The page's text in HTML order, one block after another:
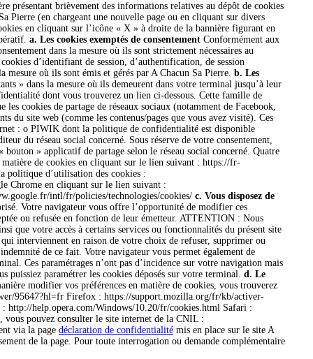
présentant brièvement des informations relatives au dépôt de cookies
Pierre (en chargeant une nouvelle page ou en cliquant sur divers
en cliquant sur l’icône « X » à droite de la bannière figurant en
a. Les cookies exemptés de consentement Conformément aux
dans la mesure où ils sont strictement nécessaires au
d’identifiant de session, d’authentification, de session
mesure où ils sont émis et gérés par A Chacun Sa Pierre. b. Les
» dans la mesure où ils demeurent dans votre terminal jusqu’à leur
dont vous trouverez un lien ci-dessous. Cette famille de
cookies de partage de réseaux sociaux (notamment de Facebook,
du site web (comme les contenus/pages que vous avez visité). Ces
: o PIWIK dont la politique de confidentialité est disponible
du réseau social concerné. Sous réserve de votre consentement,
» applicatif de partage selon le réseau social concerné. Quatre
matière de cookies en cliquant sur le lien suivant : https://fr-
politique d’utilisation des cookies :
Chrome en cliquant sur le lien suivant :
intl/fr/policies/technologies/cookies/ c. Vous disposez de
Votre navigateur vous offre l’opportunité de modifier ces
ou refusée en fonction de leur émetteur. ATTENTION : Nous
que votre accès à certains services ou fonctionnalités du présent site
interviennent en raison de votre choix de refuser, supprimer ou
de ce fait. Votre navigateur vous permet également de
Ces paramétrages n’ont pas d’incidence sur votre navigation mais
paramétrer les cookies déposés sur votre terminal. d. Le
modifier vos préférences en matière de cookies, vous trouverez
95647?hl=fr Firefox : https://support.mozilla.org/fr/kb/activer-
http://help.opera.com/Windows/10.20/fr/cookies.html Safari :
pouvez consulter le site internet de la CNIL :
via la page déclaration de confidentialité mis en place sur le site A
de la page. Pour toute interrogation ou demande complémentaire